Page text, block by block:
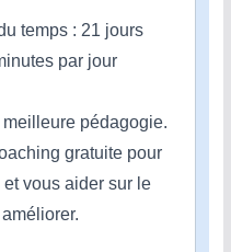
temps : 21 jours
par jour
pédagogie.
gratuite pour
vous aider sur le